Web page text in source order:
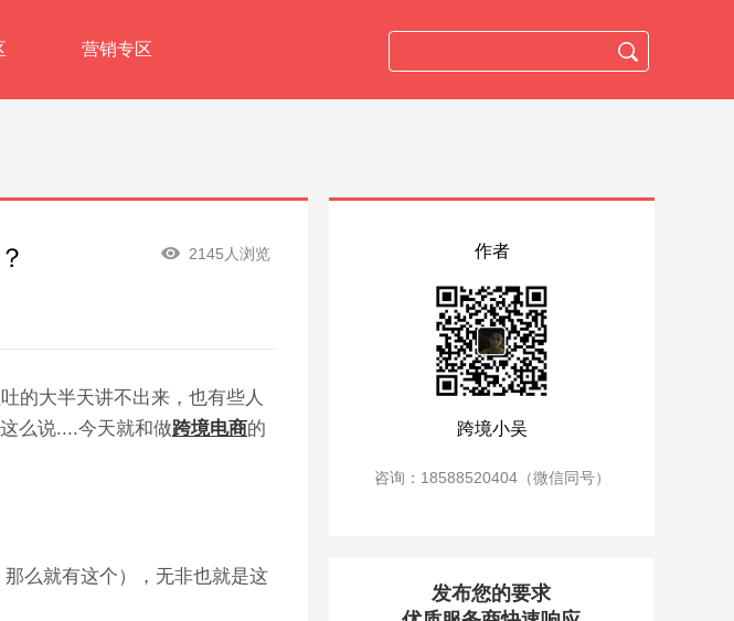
营销专区
2145人浏览
的大半天讲不出来，也有些人
么说....今天就和做跨境电商的
么就有这个），无非也就是这
作者
跨境小吴
咨询：18588520404（微信同号）
发布您的要求